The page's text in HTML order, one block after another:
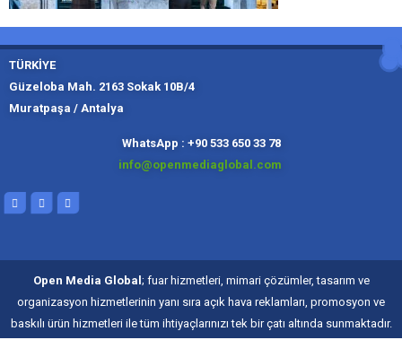
TÜRKİYE
Güzeloba Mah. 2163 Sokak 10B/4
Muratpaşa / Antalya
WhatsApp : +90 533 650 33 78
info@openmediaglobal.com
Open Media Global; fuar hizmetleri, mimari çözümler, tasarım ve
organizasyon hizmetlerinin yanı sıra açık hava reklamları, promosyon ve
baskılı ürün hizmetleri ile tüm ihtiyaçlarınızı tek bir çatı altında sunmaktadır.